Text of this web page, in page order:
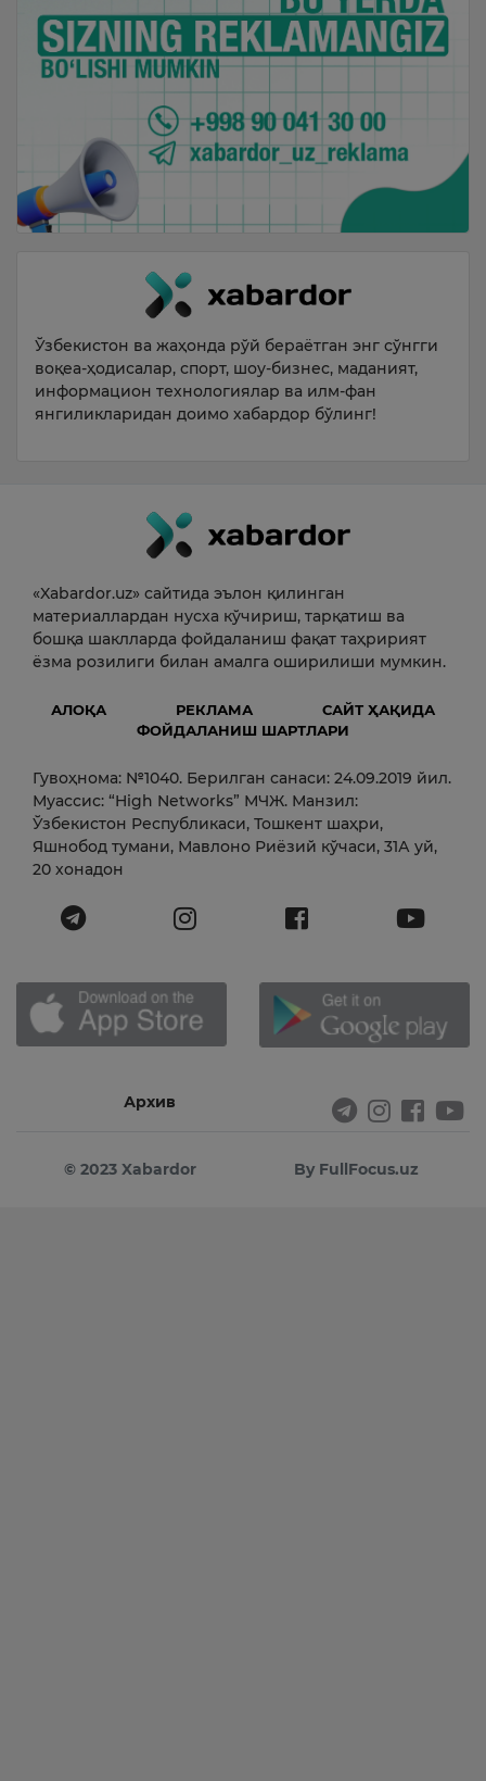
Ўзбекистон ва жаҳонда рўй бераётган энг сўнгги
воқеа-ҳодисалар, спорт, шоу-бизнес, маданият,
информацион технологиялар ва илм-фан
янгиликларидан доимо хабардор бўлинг!
«Xabardor.uz» сайтида эълон қилинган
материаллардан нусха кўчириш, тарқатиш ва
бошқа шаклларда фойдаланиш фақат таҳририят
ёзма розилиги билан амалга оширилиши мумкин.
АЛОҚА РЕКЛАМА
САЙТ ҲАҚИДА
ФОЙДАЛАНИШ ШАРТЛАРИ
Гувоҳнома: №1040. Берилган санаси: 24.09.2019 йил.
Муассис: “High Networks” МЧЖ. Манзил:
Ўзбекистон Республикаси, Тошкент шаҳри,
Яшнобод тумани, Мавлоно Риёзий кўчаси, 31А уй,
20 хонадон
Архив
© 2023 Xabardor By FullFocus.uz